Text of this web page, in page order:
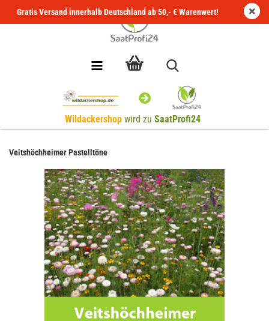
Wildackershop wird zu SaatProfi24
Gratis Versand innerhalb Deutschland ab 50,- € Warenwert!
Veitshöchheimer Pastelltöne